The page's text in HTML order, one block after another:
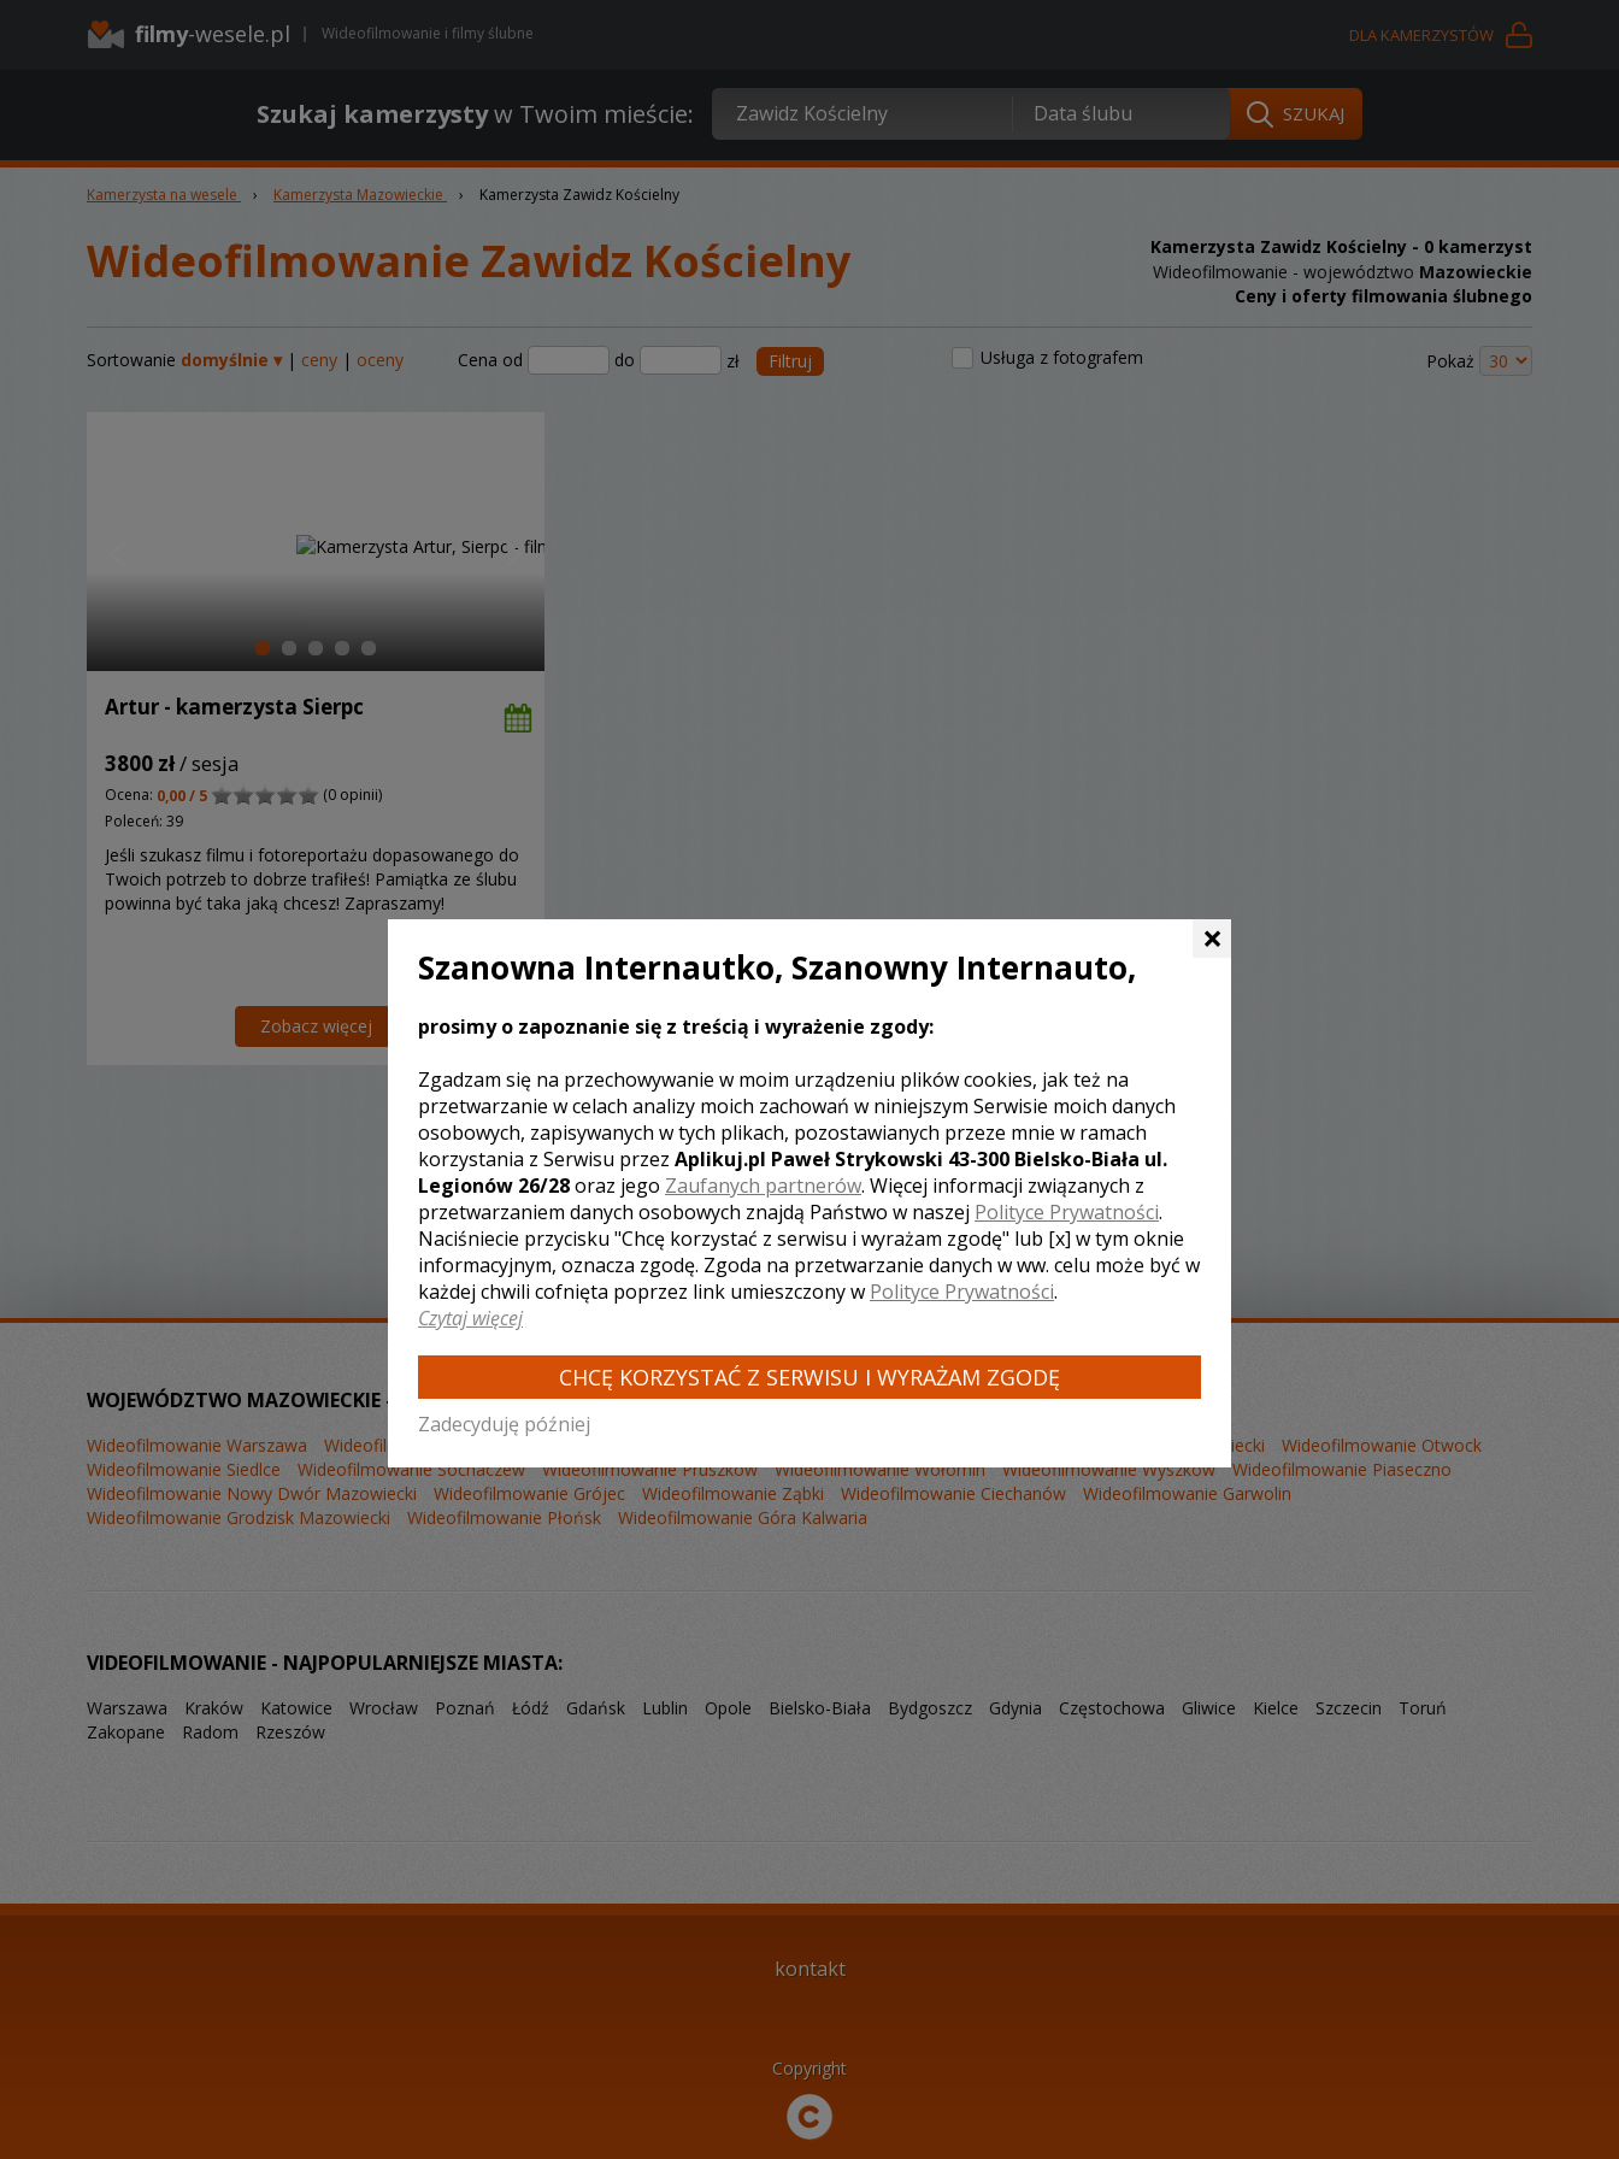
filmy-wesele.pl Wideofilmowanie i filmy ślubne DLA KAMERZYSTÓW
Szukaj kamerzystyw Twoim mieście:
Kamerzysta na wesele › Kamerzysta Mazowieckie › Kamerzysta Zawidz Kościelny
Wideofilmowanie Zawidz Kościelny Kamerzysta Zawidz Kościelny - 0 kamerzyst
Wideofilmowanie - województwo Mazowieckie
Ceny i oferty filmowania ślubnego
Sortowanie domyślnie ▾| ceny | oceny Cena od do zł Filtruj Usługa z fotografem Pokaż
Artur - kamerzysta Sierpc
3800 zł/ sesja
Ocena: 0,00 / 5
(0 opinii)
Poleceń: 39
Jeśli szukasz filmu i fotoreportażu dopasowanego do
Twoich potrzeb to dobrze trafiłeś! Pamiątka ze ślubu
powinna być taka jaką chcesz! Zapraszamy!
Zobacz więcej
Liczba pozycji:0
WOJEWÓDZTWO MAZOWIECKIE – ZOBACZ LISTĘ KAMERZYSTÓW Z INNYCH MIAST:
Wideofilmowanie Warszawa Wideofilmowanie Płock Wideofilmowanie Mińsk Mazowiecki
Wideofilmowanie Otwock
Wideofilmowanie Siedlce
Wideofilmowanie Sochaczew Wideofilmowanie Pruszków Wideofilmowanie Wołomin Wideofilmowanie Wyszków
Wideofilmowanie Piaseczno
Wideofilmowanie Nowy Dwór Mazowiecki
Wideofilmowanie Grójec Wideofilmowanie Ząbki Wideofilmowanie Ciechanów
Wideofilmowanie Garwolin
Wideofilmowanie Grodzisk Mazowiecki
Wideofilmowanie Płońsk Wideofilmowanie Góra Kalwaria
VIDEOFILMOWANIE - NAJPOPULARNIEJSZE MIASTA:
Warszawa Kraków Katowice Wrocław Poznań Łódź Gdańsk Lublin Opole Bielsko-Biała Bydgoszcz Gdynia Częstochowa Gliwice Kielce Szczecin
Toruń
Zakopane
Radom Rzeszów
kontakt
Copyright
×
Szanowna Internautko, Szanowny Internauto,
prosimy o zapoznanie się z treścią i wyrażenie zgody:
Zgadzam się na przechowywanie w moim urządzeniu plików cookies, jak też na
przetwarzanie w celach analizy moich zachowań w niniejszym Serwisie moich danych
osobowych, zapisywanych w tych plikach, pozostawianych przeze mnie w ramach
korzystania z Serwisu przez Aplikuj.pl Paweł Strykowski 43-300 Bielsko-Biała ul.
Legionów 26/28oraz jego Zaufanych partnerów. Więcej informacji związanych z
przetwarzaniem danych osobowych znajdą Państwo w naszej Polityce Prywatności.
Naciśniecie przycisku "Chcę korzystać z serwisu i wyrażam zgodę" lub [x] w tym oknie
informacyjnym, oznacza zgodę. Zgoda na przetwarzanie danych w ww. celu może być w
każdej chwili cofnięta poprzez link umieszczony w Polityce Prywatności.
Czytaj więcej
CHCĘ KORZYSTAĆ Z SERWISU I WYRAŻAM ZGODĘ
Zadecyduję później